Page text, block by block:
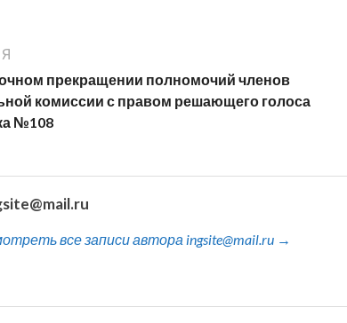
прекращении полномочий членов
комиссии с правом решающего голоса
№108
все записи автора ingsite@mail.ru →